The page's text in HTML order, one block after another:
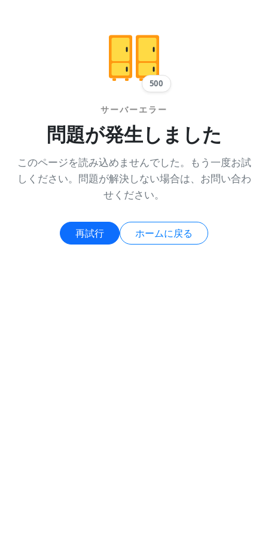
500
サーバーエラー
問題が発生しました
このページを読み込めませんでした。もう一度お試
しください。問題が解決しない場合は、お問い合わ
せください。
再試行 ホームに戻る